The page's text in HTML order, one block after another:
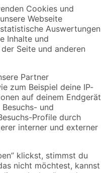
Aktionen mehr verpassen!